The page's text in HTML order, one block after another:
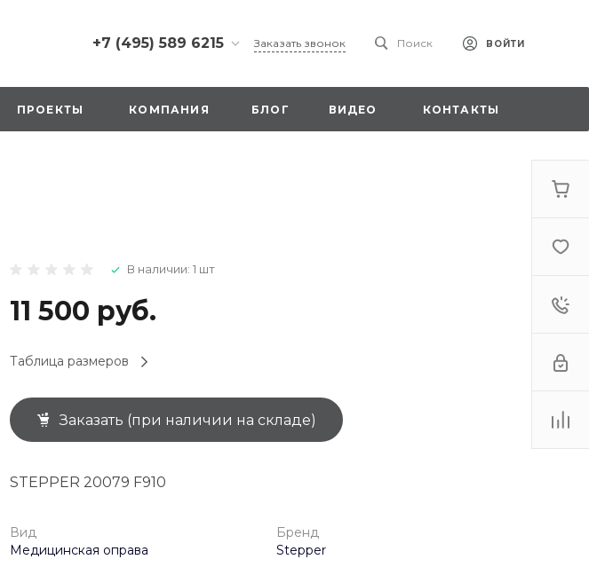
+7 (495) 589 6215
+7 (495) 589 6215
г. Москва, Русаковская
ул., д.1, вход с улицы со
стороны ТТК
г. Москва,
оранжевая вывеска
напротив «Перекрестка»
на 1 этаже
1 мая: 10:00-19:00
+7 (926) 092 4274
г. Королёв, пр-т
(0-9)
1 мая: 10:00-19:00
9 мая: 10:00-19:00
Заказать звонок Поиск ВОЙТИ
ПРОЕКТЫ КОМПАНИЯ БЛОГ ВИДЕО КОНТАКТЫ
В наличии: 1 шт
11 500 руб.
Таблица размеров
Заказать (при наличии на складе)
STEPPER 20079 F910
Вид
Медицинская оправа
Бренд
Stepper